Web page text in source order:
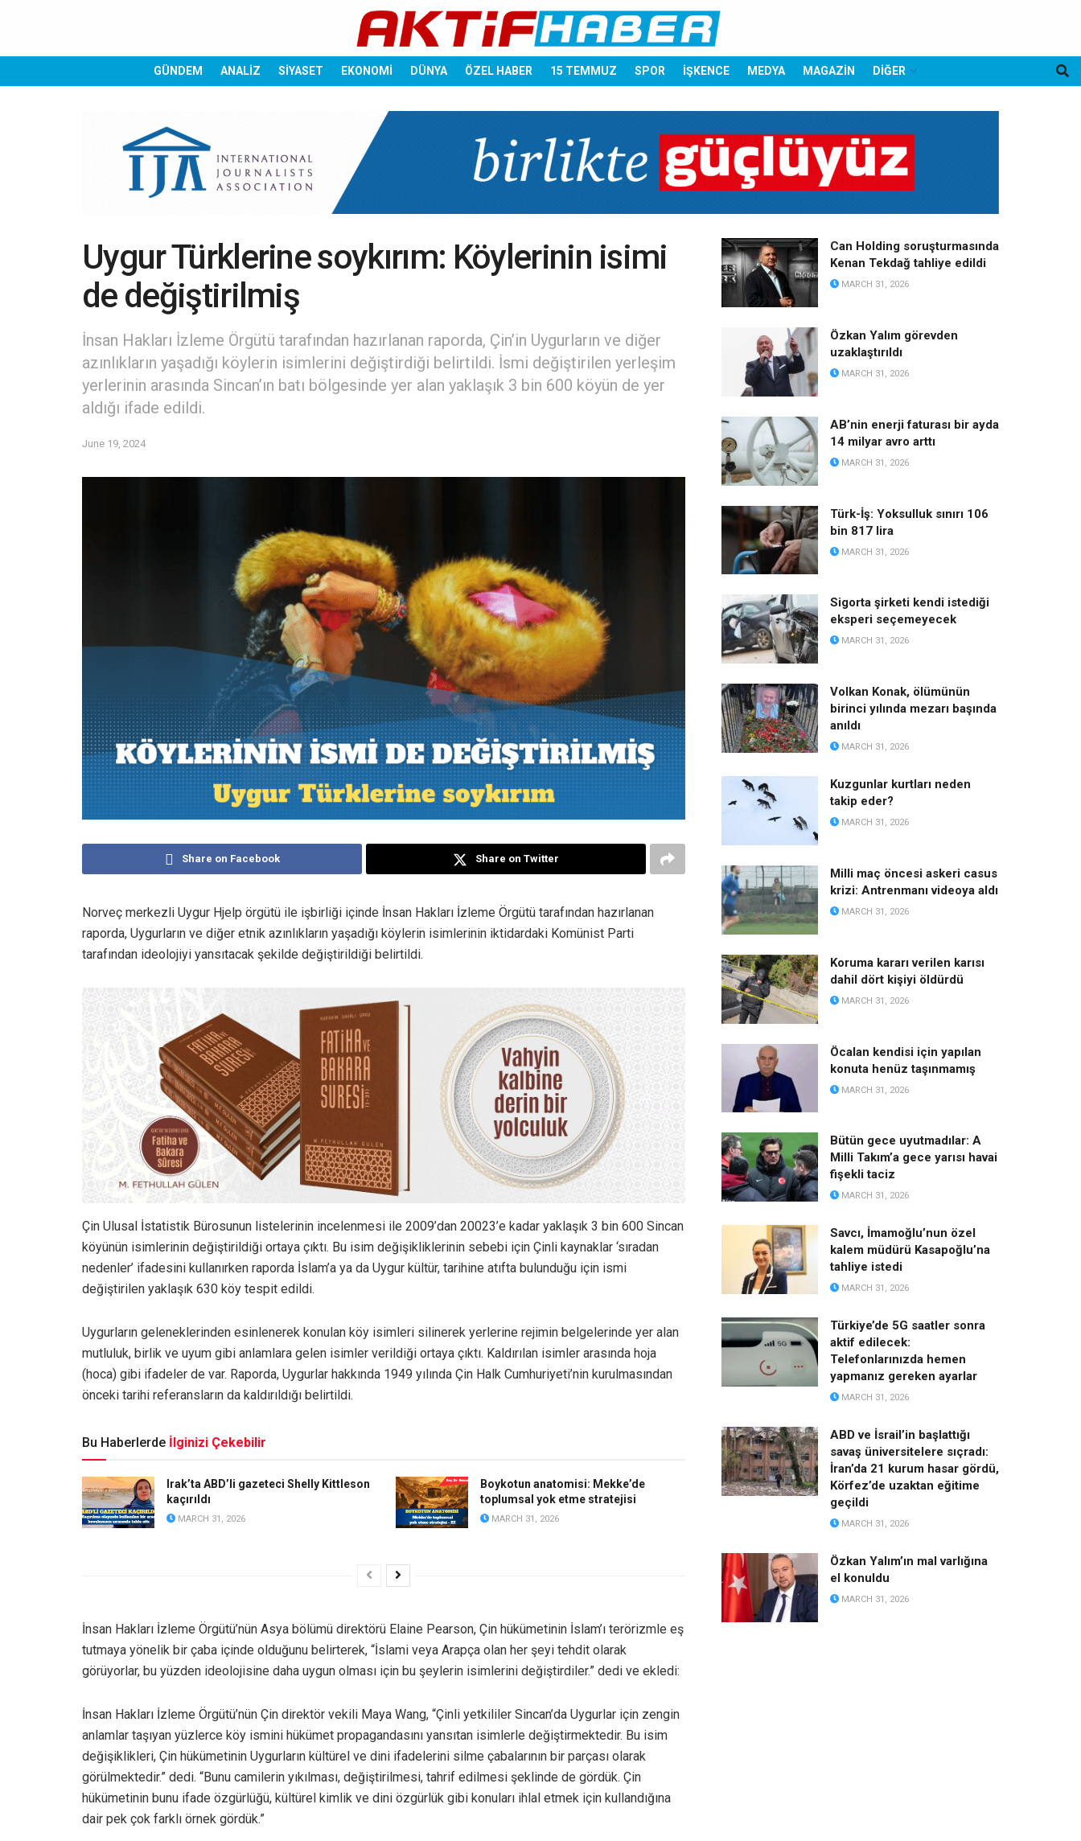
GÜNDEM ANALİZ SİYASET EKONOMİ DÜNYA ÖZEL HABER 15 TEMMUZ SPOR İŞKENCE MEDYA MAGAZİN DİĞER
Uygur Türklerine soykırım: Köylerinin isimi
de değiştirilmiş
İnsan Hakları İzleme Örgütü tarafından hazırlanan raporda, Çin’in Uygurların ve diğer
azınlıkların yaşadığı köylerin isimlerini değiştirdiği belirtildi. İsmi değiştirilen yerleşim
yerlerinin arasında Sincan’ın batı bölgesinde yer alan yaklaşık 3 bin 600 köyün de yer
aldığı ifade edildi.
June 19, 2024
Share on Facebook Share on Twitter
Norveç merkezli Uygur Hjelp örgütü ile işbirliği içinde İnsan Hakları İzleme Örgütü tarafından hazırlanan
raporda, Uygurların ve diğer etnik azınlıkların yaşadığı köylerin isimlerinin iktidardaki Komünist Parti
tarafından ideolojiyi yansıtacak şekilde değiştirildiği belirtildi.
Çin Ulusal İstatistik Bürosunun listelerinin incelenmesi ile 2009’dan 20023’e kadar yaklaşık 3 bin 600 Sincan
köyünün isimlerinin değiştirildiği ortaya çıktı. Bu isim değişikliklerinin sebebi için Çinli kaynaklar ‘sıradan
nedenler’ ifadesini kullanırken raporda İslam’a ya da Uygur kültür, tarihine atıfta bulunduğu için ismi
değiştirilen yaklaşık 630 köy tespit edildi.
Uygurların geleneklerinden esinlenerek konulan köy isimleri silinerek yerlerine rejimin belgelerinde yer alan
mutluluk, birlik ve uyum gibi anlamlara gelen isimler verildiği ortaya çıktı. Kaldırılan isimler arasında hoja
(hoca) gibi ifadeler de var. Raporda, Uygurlar hakkında 1949 yılında Çin Halk Cumhuriyeti’nin kurulmasından
önceki tarihi referansların da kaldırıldığı belirtildi.
Bu Haberlerde İlginizi Çekebilir
Irak’ta ABD’li gazeteci Shelly Kittleson
kaçırıldı
MARCH 31, 2026
Boykotun anatomisi: Mekke’de
toplumsal yok etme stratejisi
MARCH 31, 2026
İnsan Hakları İzleme Örgütü’nün Asya bölümü direktörü Elaine Pearson, Çin hükümetinin İslam’ı terörizmle eş
tutmaya yönelik bir çaba içinde olduğunu belirterek, “İslami veya Arapça olan her şeyi tehdit olarak
görüyorlar, bu yüzden ideolojisine daha uygun olması için bu şeylerin isimlerini değiştirdiler.” dedi ve ekledi:
İnsan Hakları İzleme Örgütü’nün Çin direktör vekili Maya Wang, “Çinli yetkililer Sincan’da Uygurlar için zengin
anlamlar taşıyan yüzlerce köy ismini hükümet propagandasını yansıtan isimlerle değiştirmektedir. Bu isim
değişiklikleri, Çin hükümetinin Uygurların kültürel ve dini ifadelerini silme çabalarının bir parçası olarak
görülmektedir.” dedi. “Bunu camilerin yıkılması, değiştirilmesi, tahrif edilmesi şeklinde de gördük. Çin
hükümetinin bunu ifade özgürlüğü, kültürel kimlik ve dini özgürlük gibi konuları ihlal etmek için kullandığına
dair pek çok farklı örnek gördük.”
Can Holding soruşturmasında
Kenan Tekdağ tahliye edildi
MARCH 31, 2026
Özkan Yalım görevden
uzaklaştırıldı
MARCH 31, 2026
AB’nin enerji faturası bir ayda
14 milyar avro arttı
MARCH 31, 2026
Türk-İş: Yoksulluk sınırı 106
bin 817 lira
MARCH 31, 2026
Sigorta şirketi kendi istediği
eksperi seçemeyecek
MARCH 31, 2026
Volkan Konak, ölümünün
birinci yılında mezarı başında
anıldı
MARCH 31, 2026
Kuzgunlar kurtları neden
takip eder?
MARCH 31, 2026
Milli maç öncesi askeri casus
krizi: Antrenmanı videoya aldı
MARCH 31, 2026
Koruma kararı verilen karısı
dahil dört kişiyi öldürdü
MARCH 31, 2026
Öcalan kendisi için yapılan
konuta henüz taşınmamış
MARCH 31, 2026
Bütün gece uyutmadılar: A
Milli Takım’a gece yarısı havai
fişekli taciz
MARCH 31, 2026
Savcı, İmamoğlu’nun özel
kalem müdürü Kasapoğlu’na
tahliye istedi
MARCH 31, 2026
Türkiye’de 5G saatler sonra
aktif edilecek:
Telefonlarınızda hemen
yapmanız gereken ayarlar
MARCH 31, 2026
ABD ve İsrail’in başlattığı
savaş üniversitelere sıçradı:
İran’da 21 kurum hasar gördü,
Körfez’de uzaktan eğitime
geçildi
MARCH 31, 2026
Özkan Yalım’ın mal varlığına
el konuldu
MARCH 31, 2026